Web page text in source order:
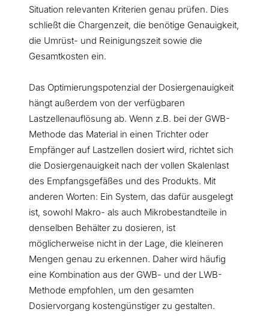
Situation relevanten Kriterien genau prüfen. Dies
schließt die Chargenzeit, die benötige Genauigkeit,
die Umrüst- und Reinigungszeit sowie die
Gesamtkosten ein.
Das Optimierungspotenzial der Dosiergenauigkeit
hängt außerdem von der verfügbaren
Lastzellenauflösung ab. Wenn z.B. bei der GWB-
Methode das Material in einen Trichter oder
Empfänger auf Lastzellen dosiert wird, richtet sich
die Dosiergenauigkeit nach der vollen Skalenlast
des Empfangsgefäßes und des Produkts. Mit
anderen Worten: Ein System, das dafür ausgelegt
ist, sowohl Makro- als auch Mikrobestandteile in
denselben Behälter zu dosieren, ist
möglicherweise nicht in der Lage, die kleineren
Mengen genau zu erkennen. Daher wird häufig
eine Kombination aus der GWB- und der LWB-
Methode empfohlen, um den gesamten
Dosiervorgang kostengünstiger zu gestalten.